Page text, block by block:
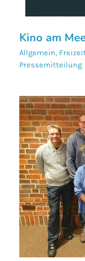
Kino am
Allgemein,
Pressemitteilung